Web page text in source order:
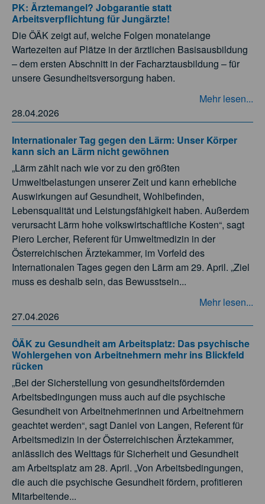
PK: Ärztemangel? Jobgarantie statt
Arbeitsverpflichtung für Jungärzte!
Die ÖÄK zeigt auf, welche Folgen monatelange
Wartezeiten auf Plätze in der ärztlichen Basisausbildung
– dem ersten Abschnitt in der Facharztausbildung – für
unsere Gesundheitsversorgung haben.
Mehr lesen...
28.04.2026
Internationaler Tag gegen den Lärm: Unser Körper
kann sich an Lärm nicht gewöhnen
„Lärm zählt nach wie vor zu den größten
Umweltbelastungen unserer Zeit und kann erhebliche
Auswirkungen auf Gesundheit, Wohlbefinden,
Lebensqualität und Leistungsfähigkeit haben. Außerdem
verursacht Lärm hohe volkswirtschaftliche Kosten“, sagt
Piero Lercher, Referent für Umweltmedizin in der
Österreichischen Ärztekammer, im Vorfeld des
Internationalen Tages gegen den Lärm am 29. April. „Ziel
muss es deshalb sein, das Bewusstsein...
Mehr lesen...
27.04.2026
ÖÄK zu Gesundheit am Arbeitsplatz: Das psychische
Wohlergehen von Arbeitnehmern mehr ins Blickfeld
rücken
„Bei der Sicherstellung von gesundheitsfördernden
Arbeitsbedingungen muss auch auf die psychische
Gesundheit von Arbeitnehmerinnen und Arbeitnehmern
geachtet werden“, sagt Daniel von Langen, Referent für
Arbeitsmedizin in der Österreichischen Ärztekammer,
anlässlich des Welttags für Sicherheit und Gesundheit
am Arbeitsplatz am 28. April. „Von Arbeitsbedingungen,
die auch die psychische Gesundheit fördern, profitieren
Mitarbeitende...